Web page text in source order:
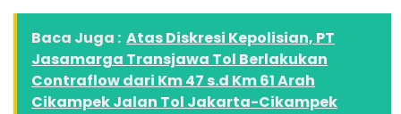
Baca Juga : Atas Diskresi Kepolisian, PT
Jasamarga Transjawa Tol Berlakukan
Contraflow dari Km 47 s.d Km 61 Arah
Cikampek Jalan Tol Jakarta-Cikampek